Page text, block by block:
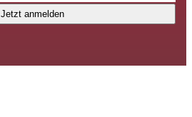
Jetzt anmelden